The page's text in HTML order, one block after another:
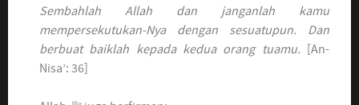
Sembahlah Allah dan janganlah kamu
mempersekutukan-Nya dengan sesuatupun. Dan
berbuat baiklah kepada kedua orang tuamu. [An-
Nisa’: 36]